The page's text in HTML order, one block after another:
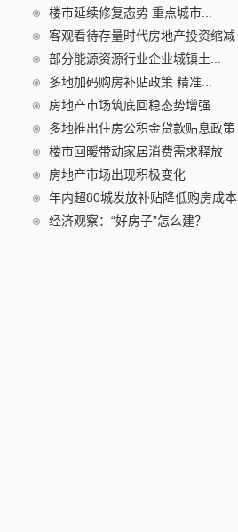
楼市延续修复态势 重点城市...
客观看待存量时代房地产投资缩减
部分能源资源行业企业城镇土...
多地加码购房补贴政策 精准...
房地产市场筑底回稳态势增强
多地推出住房公积金贷款贴息政策
楼市回暖带动家居消费需求释放
房地产市场出现积极变化
年内超80城发放补贴降低购房成本
经济观察：“好房子”怎么建？